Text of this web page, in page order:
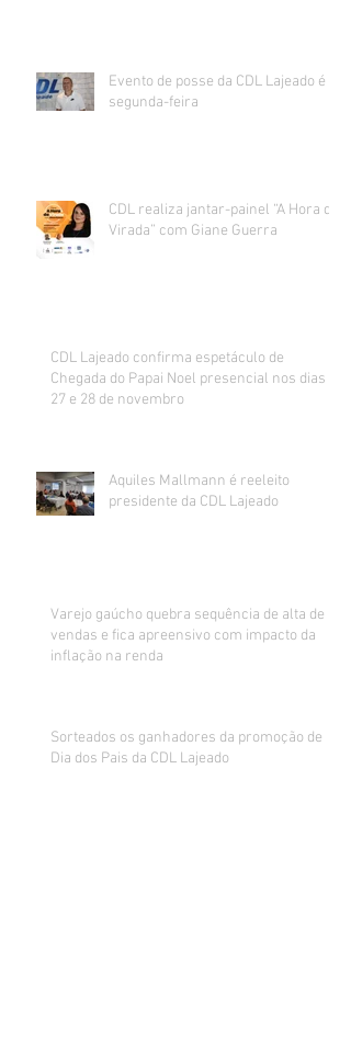
Evento de posse da CDL Lajeado é
segunda-feira
CDL realiza jantar-painel “A Hora da
Virada” com Giane Guerra
CDL Lajeado confirma espetáculo de
Chegada do Papai Noel presencial nos dias
27 e 28 de novembro
Aquiles Mallmann é reeleito
presidente da CDL Lajeado
Varejo gaúcho quebra sequência de alta de
vendas e fica apreensivo com impacto da
inflação na renda
Sorteados os ganhadores da promoção de
Dia dos Pais da CDL Lajeado